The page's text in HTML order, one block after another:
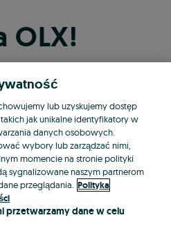
OLX!
przez Facebooka
przez konto Apple
przez konto Google
LUB
lub uzyskujemy dostęp
jak unikalne identyfikatory w
danych osobowych.
wybory lub zarządzać nimi,
momencie na stronie polityki
sygnalizowane naszym partnerom
przeglądania. Polityka
przetwarzamy dane w celu